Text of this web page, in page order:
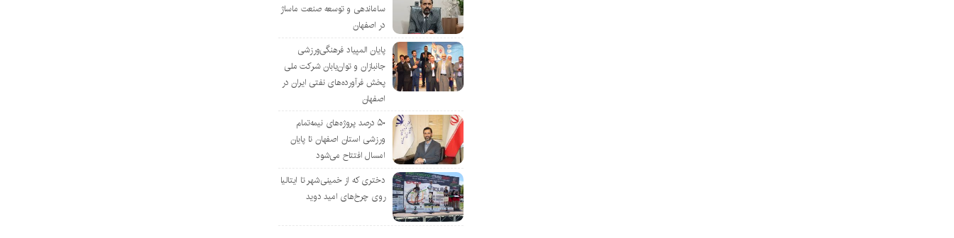
ساماندهی و توسعه صنعت ماساژ
در اصفهان
پایان المپیاد فرهنگی‌ورزشی
جانبازان و توان‌یابان شرکت ملی
پخش فرآورده‌های نفتی ایران در
اصفهان
۵۰ درصد پروژه‌های نیمه‌تمام
ورزشی استان اصفهان تا پایان
امسال افتتاح می‌شود
دختری که از خمینی‌شهر تا ایتالیا
روی چرخ‌های امید دوید